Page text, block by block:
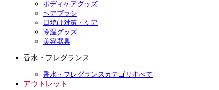
ボディケアグッズ
ヘアブラシ
日焼け対策・ケア
冷温グッズ
美容器具
香水・フレグランス
香水・フレグランスカテゴリすべて
アウトレット